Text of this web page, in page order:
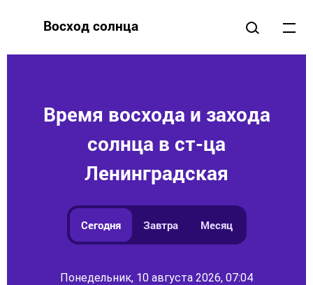
Восход солнца
Время восхода и захода
солнца в ст-ца
Ленинградская
Сегодня Завтра Месяц
Понедельник, 10 августа 2026, 07:04